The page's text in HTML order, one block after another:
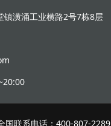
镇潢涌工业横路2号7栋8层
国联系电话：400-807-2289